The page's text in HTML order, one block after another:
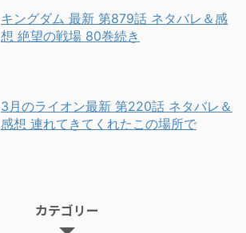
キングダム 最新 第879話 ネタバレ＆感
想 絶望の戦場 80巻続き
3月のライオン最新 第220話 ネタバレ＆
感想 連れてきてくれたこの場所で
カテゴリー